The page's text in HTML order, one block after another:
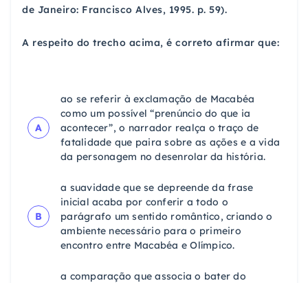
de Janeiro: Francisco Alves, 1995. p. 59).
A respeito do trecho acima, é correto afirmar que:
A
ao se referir à exclamação de Macabéa
como um possível “prenúncio do que ia
acontecer”, o narrador realça o traço de
fatalidade que paira sobre as ações e a vida
da personagem no desenrolar da história.
B
a suavidade que se depreende da frase
inicial acaba por conferir a todo o
parágrafo um sentido romântico, criando o
ambiente necessário para o primeiro
encontro entre Macabéa e Olímpico.
a comparação que associa o bater do